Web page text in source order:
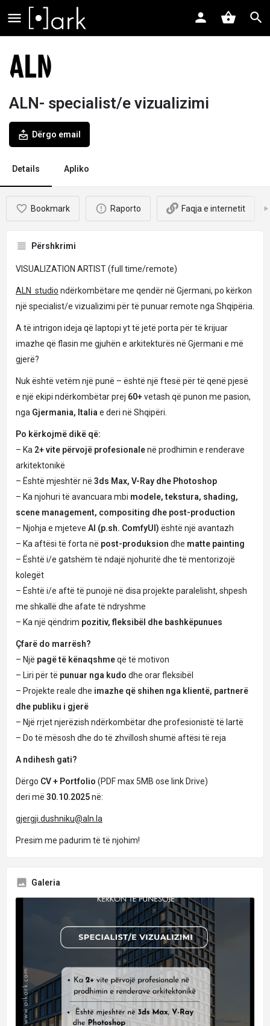
ALN- specialist/e vizualizimi
Dërgo email
Details Apliko
Bookmark Raporto Faqja e internetit
Përshkrimi
VISUALIZATION ARTIST (full time/remote)
ALN studio ndërkombëtare me qendër në Gjermani, po kërkon
një specialist/e vizualizimi për të punuar remote nga Shqipëria.
A të intrigon ideja që laptopi yt të jetë porta për të krijuar
imazhe që flasin me gjuhën e arkitekturës në Gjermani e më
gjerë?
Nuk është vetëm një punë – është një ftesë për të qenë pjesë
e një ekipi ndërkombëtar prej 60+vetash që punon me pasion,
nga Gjermania, Italia e deri në Shqipëri.
Po kërkojmë dikë që:
– Ka 2+ vite përvojë profesionalenë prodhimin e renderave
arkitektonikë
– Është mjeshtër në 3ds Max, V-Ray dhe Photoshop
– Ka njohuri të avancuara mbi modele, tekstura, shading,
scene management, compositing dhe post-production
– Njohja e mjeteve AI (p.sh. ComfyUI) është një avantazh
– Ka aftësi të forta në post-produksion dhe matte painting
– Është i/e gatshëm të ndajë njohuritë dhe të mentorizojë
kolegët
– Është i/e aftë të punojë në disa projekte paralelisht, shpesh
me shkallë dhe afate të ndryshme
– Ka një qëndrim pozitiv, fleksibël dhe bashkëpunues
Çfarë do marrësh?
– Një pagë të kënaqshmeqë të motivon
– Liri për të punuar nga kudo dhe orar fleksibël
– Projekte reale dhe imazhe që shihen nga klientë, partnerë
dhe publiku i gjerë
– Një rrjet njerëzish ndërkombëtar dhe profesionistë të lartë
– Do të mësosh dhe do të zhvillosh shumë aftësi të reja
A ndihesh gati?
Dërgo CV + Portfolio (PDF max 5MB ose link Drive)
deri më 30.10.2025në:
gjergji.dushniku@aln.la
Presim me padurim të të njohim!
Galeria